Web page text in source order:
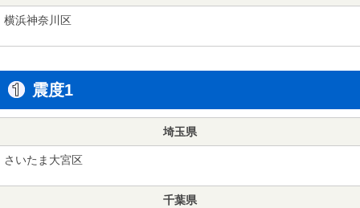
横浜神奈川区
震度1
埼玉県
さいたま大宮区
千葉県